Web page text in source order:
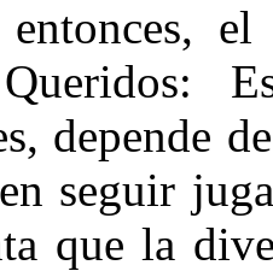
depende
seguir
que la